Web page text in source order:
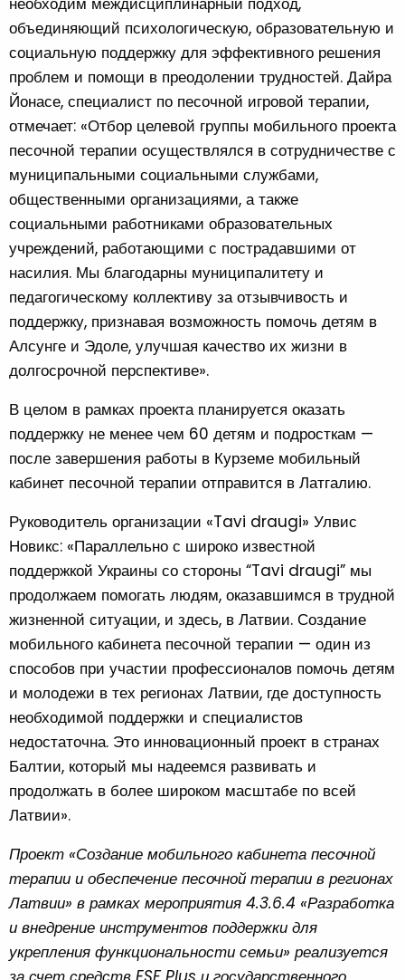
объединяющий психологическую, образовательную и
социальную поддержку для эффективного решения
проблем и помощи в преодолении трудностей. Дайра
Йонасе, специалист по песочной игровой терапии,
отмечает: «Отбор целевой группы мобильного проекта
песочной терапии осуществлялся в сотрудничестве с
муниципальными социальными службами,
общественными организациями, а также
социальными работниками образовательных
учреждений, работающими с пострадавшими от
насилия. Мы благодарны муниципалитету и
педагогическому коллективу за отзывчивость и
поддержку, признавая возможность помочь детям в
Алсунге и Эдоле, улучшая качество их жизни в
долгосрочной перспективе».
В целом в рамках проекта планируется оказать
поддержку не менее чем 60 детям и подросткам —
после завершения работы в Курземе мобильный
кабинет песочной терапии отправится в Латгалию.
Руководитель организации «Tavi draugi» Улвис
Новикс: «Параллельно с широко известной
поддержкой Украины со стороны “Tavi draugi” мы
продолжаем помогать людям, оказавшимся в трудной
жизненной ситуации, и здесь, в Латвии. Создание
мобильного кабинета песочной терапии — один из
способов при участии профессионалов помочь детям
и молодежи в тех регионах Латвии, где доступность
необходимой поддержки и специалистов
недостаточна. Это инновационный проект в странах
Балтии, который мы надеемся развивать и
продолжать в более широком масштабе по всей
Латвии».
Проект «Создание мобильного кабинета песочной
терапии и обеспечение песочной терапии в регионах
Латвии» в рамках мероприятия 4.3.6.4 «Разработка
и внедрение инструментов поддержки для
укрепления функциональности семьи» реализуется